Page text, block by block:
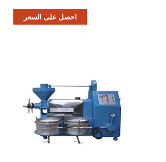
احصل على السعر